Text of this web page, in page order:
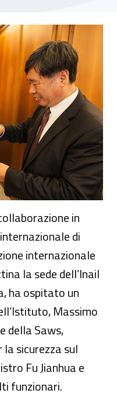
dell’Inail al
in
di
internazionale
la sede dell’Inail
ha ospitato un
Massimo
della Saws,
la sicurezza sul
Fu Jianhua e
funzionari.